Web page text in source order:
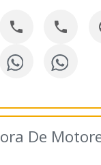
 
De